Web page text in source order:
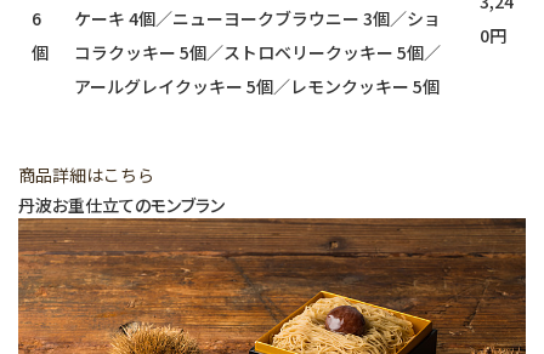
6
個
ケーキ 4個／ニューヨークブラウニー 3個／ショ
コラクッキー 5個／ストロベリークッキー 5個／
アールグレイクッキー 5個／レモンクッキー 5個
0円
商品詳細はこちら
丹波お重仕立てのモンブラン